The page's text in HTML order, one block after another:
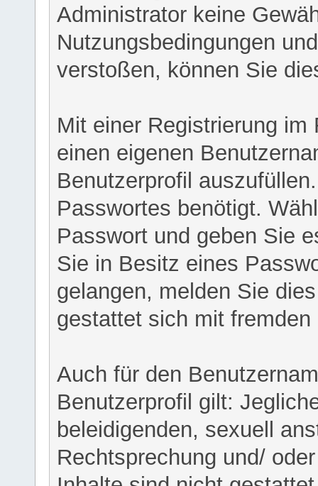
Administrator keine
Nutzungsbedingungen
verstoßen, können Sie
Mit einer Registrierung
einen eigenen
Benutzerprofil
Passwortes benötigt.
Passwort und geben Sie
Sie in Besitz eines
gelangen, melden Sie
gestattet sich mit
Auch für den
Benutzerprofil gilt:
beleidigenden, sexuell
Rechtsprechung und/